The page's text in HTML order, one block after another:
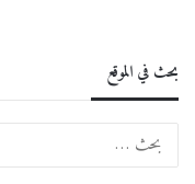
بحث في الموقع